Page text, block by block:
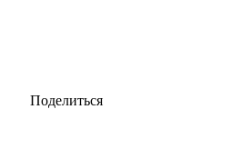
Поделиться